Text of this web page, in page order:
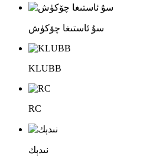
سۇ ئاستىغا چۆكۈش
KLUBB
RC
نىدېك